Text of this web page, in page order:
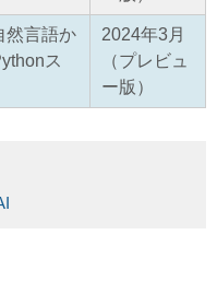
然言語か
ス
2024年3月
（プレビュ
ー版）